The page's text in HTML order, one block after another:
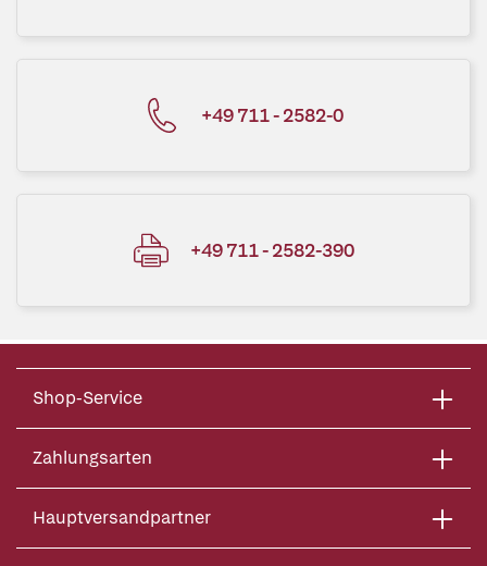
+49 711 - 2582-0
+49 711 - 2582-390
Shop-Service
Zahlungsarten
Hauptversandpartner